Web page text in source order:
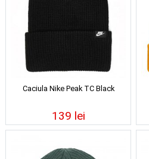
Caciula Nike Peak TC Black
139 lei